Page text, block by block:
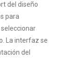
del diseño
para
La interfaz se
del